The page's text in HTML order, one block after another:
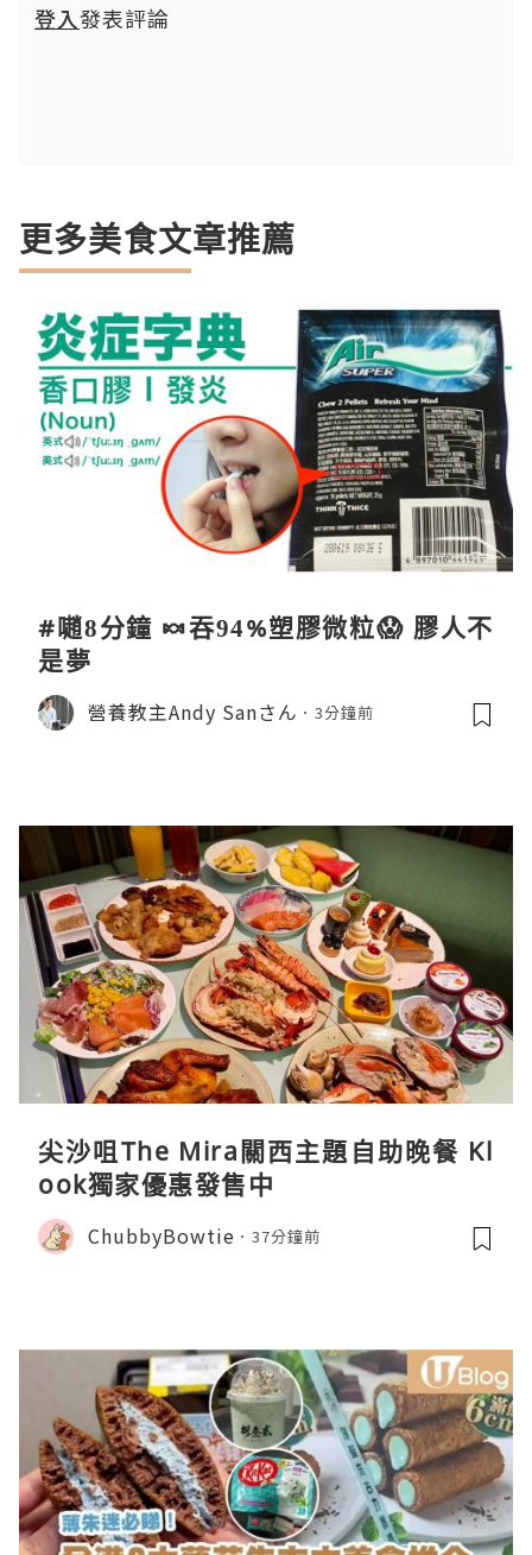
登入發表評論
更多美食文章推薦
#𡁻8分鐘 🍬吞94%塑膠微粒😱 膠人不
是夢
營養教主Andy Sanさん 3分鐘前
尖沙咀The Mira關西主題自助晚餐 Kl
ook獨家優惠發售中
ChubbyBowtie 37分鐘前